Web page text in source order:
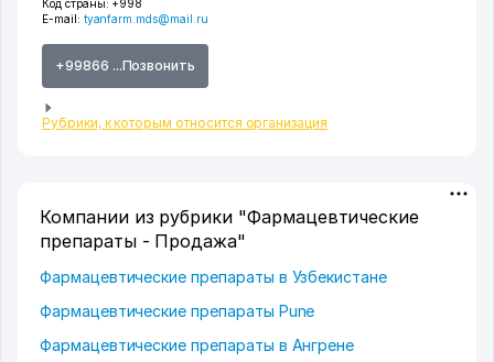
Код страны: +998
E-mail: tyanfarm.mds@mail.ru
+99866 ...Позвонить
Рубрики, к которым относится организация
Компании из рубрики "Фармацевтические
препараты - Продажа"
Фармацевтические препараты в Узбекистане
Фармацевтические препараты Pune
Фармацевтические препараты в Ангрене